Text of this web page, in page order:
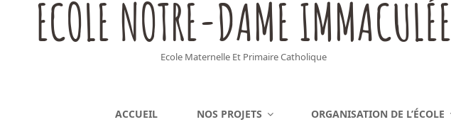
ECOLE NOTRE-DAME IMMACULÉE
Ecole Maternelle Et Primaire Catholique
ACCUEIL NOS PROJETS ORGANISATION DE L’ÉCOLE